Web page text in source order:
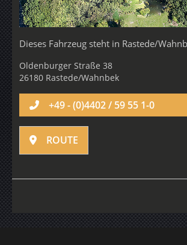
Dieses Fahrzeug steht in Rastede/
Oldenburger Straße 38
26180 Rastede/Wahnbek
+49 - (0)4402 / 59 55 1-0
ROUTE